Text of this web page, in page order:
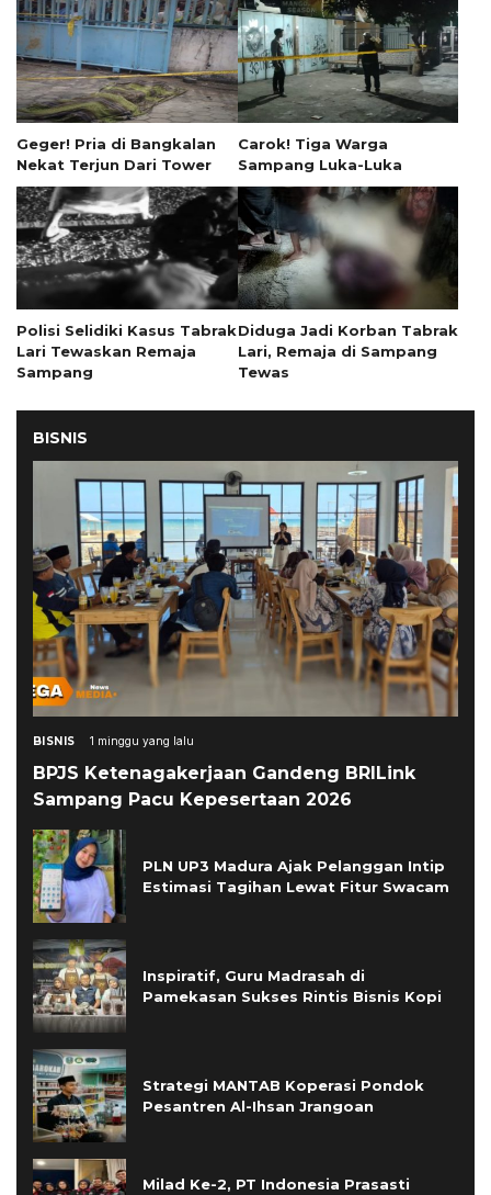
Geger! Pria di Bangkalan
Nekat Terjun Dari Tower
Carok! Tiga Warga
Sampang Luka-Luka
Polisi Selidiki Kasus Tabrak
Lari Tewaskan Remaja
Sampang
Diduga Jadi Korban Tabrak
Lari, Remaja di Sampang
Tewas
BISNIS
BISNIS 1 minggu yang lalu
BPJS Ketenagakerjaan Gandeng BRILink
Sampang Pacu Kepesertaan 2026
PLN UP3 Madura Ajak Pelanggan Intip
Estimasi Tagihan Lewat Fitur Swacam
Inspiratif, Guru Madrasah di
Pamekasan Sukses Rintis Bisnis Kopi
Strategi MANTAB Koperasi Pondok
Pesantren Al-Ihsan Jrangoan
Milad Ke-2, PT Indonesia Prasasti